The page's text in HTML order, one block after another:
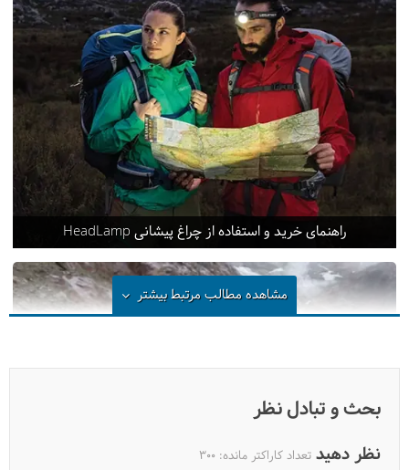
راهنمای خرید و استفاده از چراغ پیشانی HeadLamp
مشاهده مطالب مرتبطبیشتر
بحث و تبادل نظر
نظر دهید تعداد کاراکتر مانده: 300